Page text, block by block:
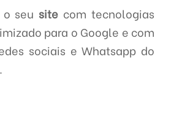
seu site com tecnologias
para o Google e com
sociais e Whatsapp do